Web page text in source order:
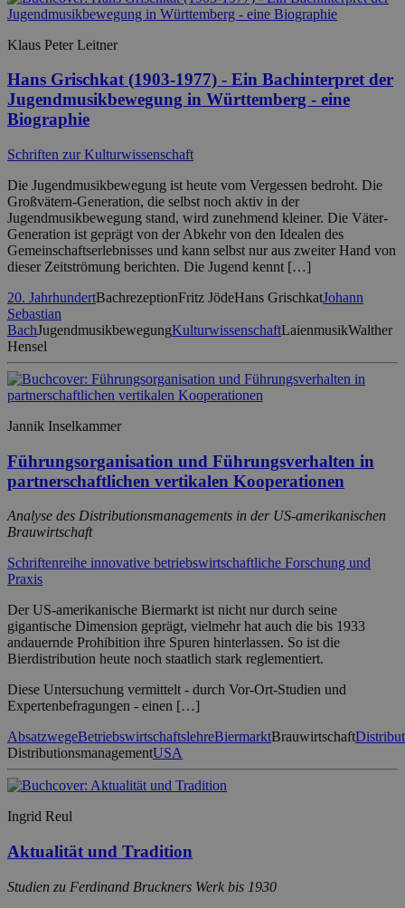
Klaus Peter Leitner
Hans Grischkat (1903-1977) - Ein Bachinterpret der
Jugendmusikbewegung in Württemberg - eine
Biographie
Schriften zur Kulturwissenschaft
Die Jugendmusikbewegung ist heute vom Vergessen bedroht. Die
Großvätern-Generation, die selbst noch aktiv in der
Jugendmusikbewegung stand, wird zunehmend kleiner. Die Väter-
Generation ist geprägt von der Abkehr von den Idealen des
Gemeinschaftserlebnisses und kann selbst nur aus zweiter Hand von
dieser Zeitströmung berichten. Die Jugend kennt […]
20. JahrhundertBachrezeptionFritz JödeHans GrischkatJohann
Sebastian
BachJugendmusikbewegungKulturwissenschaftLaienmusikWalther
Hensel
Jannik Inselkammer
Führungsorganisation und Führungsverhalten in
partnerschaftlichen vertikalen Kooperationen
Analyse des Distributionsmanagements in der US-amerikanischen
Brauwirtschaft
Schriftenreihe innovative betriebswirtschaftliche Forschung und
Praxis
Der US-amerikanische Biermarkt ist nicht nur durch seine
gigantische Dimension geprägt, vielmehr hat auch die bis 1933
andauernde Prohibition ihre Spuren hinterlassen. So ist die
Bierdistribution heute noch staatlich stark reglementiert.
Diese Untersuchung vermittelt - durch Vor-Ort-Studien und
Expertenbefragungen - einen […]
AbsatzwegeBetriebswirtschaftslehreBiermarktBrauwirtschaft
DistributionsmanagementUSA
Ingrid Reul
Aktualität und Tradition
Studien zu Ferdinand Bruckners Werk bis 1930